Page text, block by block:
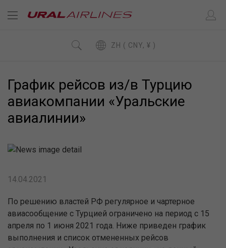
ZH ( CNY, ¥ )
График рейсов из/в Турцию
авиакомпании «Уральские
авиалинии»
14.04.2021
По решению властей РФ регулярное и чартерное
авиасообщение с Турцией ограничено на период с 15
апреля по 1 июня 2021 года. Ниже приведен график
выполнения и список отмененных рейсов